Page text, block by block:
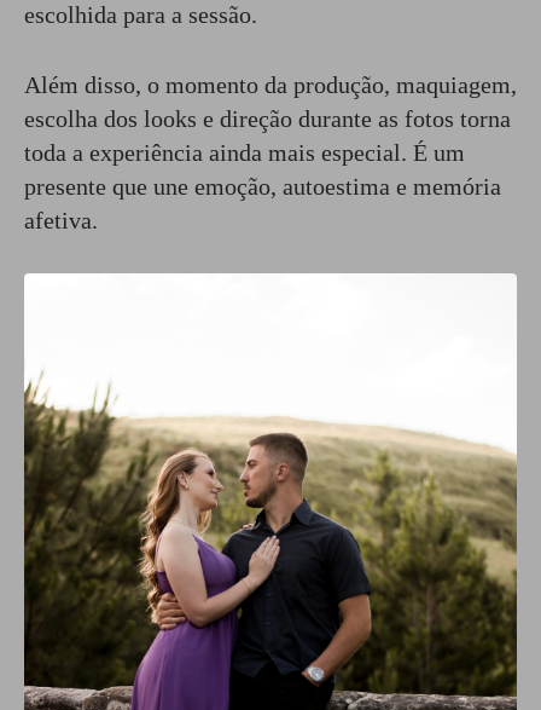
escolhida para a sessão.
Além disso, o momento da produção, maquiagem,
escolha dos looks e direção durante as fotos torna
toda a experiência ainda mais especial. É um
presente que une emoção, autoestima e memória
afetiva.